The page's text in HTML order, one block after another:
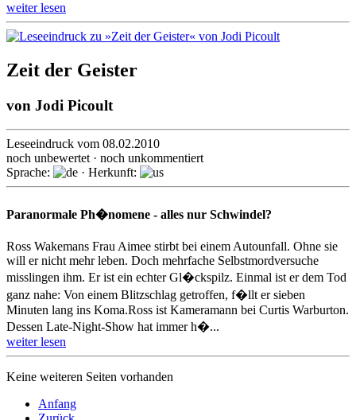
weiter lesen
Zeit der Geister
von Jodi Picoult
Leseeindruck vom 08.02.2010
noch unbewertet · noch unkommentiert
Sprache:
· Herkunft:
Paranormale Ph�nomene - alles nur Schwindel?
Ross Wakemans Frau Aimee stirbt bei einem Autounfall. Ohne sie
will er nicht mehr leben. Doch mehrfache Selbstmordversuche
misslingen ihm. Er ist ein echter Gl�ckspilz. Einmal ist er dem Tod
ganz nahe: Von einem Blitzschlag getroffen, f�llt er sieben
Minuten lang ins Koma.Ross ist Kameramann bei Curtis Warburton.
Dessen Late-Night-Show hat immer h�...
weiter lesen
Keine weiteren Seiten vorhanden
Anfang